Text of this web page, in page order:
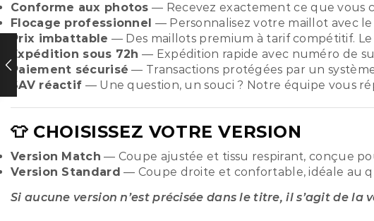
Conforme aux photos — Recevez exactement ce que vous
Flocage professionnel — Personnalisez votre maillot avec
Prix imbattable — Des maillots premium à tarif compétitif.
Expédition sous 72h — Expédition rapide avec numéro de
Paiement sécurisé — Transactions protégées par un
SAV réactif — Une question, un souci ? Notre équipe vous
👕 CHOISISSEZ VOTRE VERSION
Version Match — Coupe ajustée et tissu respirant, conçue
Version Standard — Coupe droite et confortable, idéale au
Si aucune version n’est précisée dans le titre, il s’agit de la